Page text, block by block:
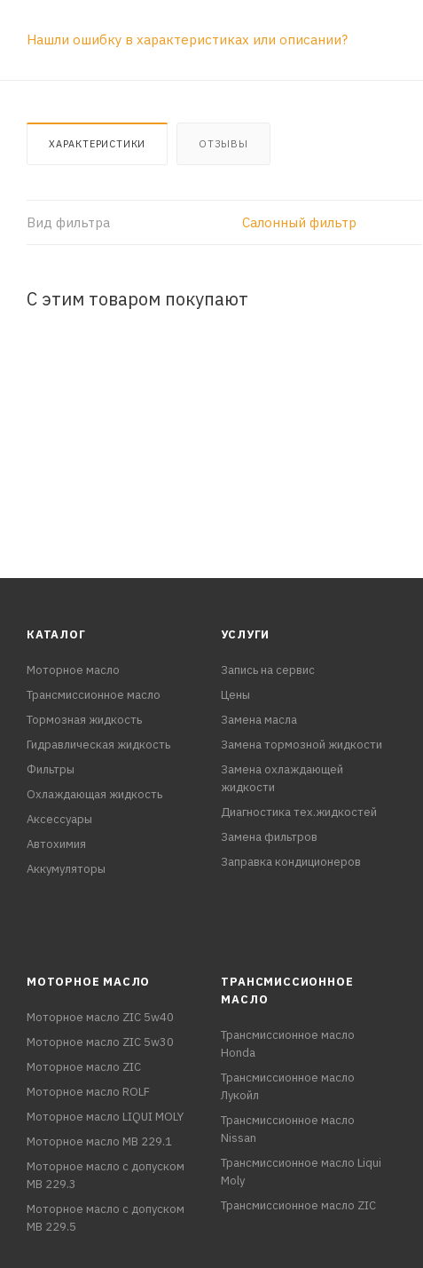
Нашли ошибку в характеристиках или описании?
ХАРАКТЕРИСТИКИ ОТЗЫВЫ
Вид фильтра Салонный фильтр
С этим товаром покупают
КАТАЛОГ
Моторное масло
Трансмиссионное масло
Тормозная жидкость
Гидравлическая жидкость
Фильтры
Охлаждающая жидкость
Аксессуары
Автохимия
Аккумуляторы
УСЛУГИ
Запись на сервис
Цены
Замена масла
Замена тормозной жидкости
Замена охлаждающей
жидкости
Диагностика тех.жидкостей
Замена фильтров
Заправка кондиционеров
МОТОРНОЕ МАСЛО
Моторное масло ZIC 5w40
Моторное масло ZIC 5w30
Моторное масло ZIC
Моторное масло ROLF
Моторное масло LIQUI MOLY
Моторное масло MB 229.1
Моторное масло с допуском
MB 229.3
Моторное масло с допуском
MB 229.5
ТРАНСМИССИОННОЕ
МАСЛО
Трансмиссионное масло
Honda
Трансмиссионное масло
Лукойл
Трансмиссионное масло
Nissan
Трансмиссионное масло Liqui
Moly
Трансмиссионное масло ZIC